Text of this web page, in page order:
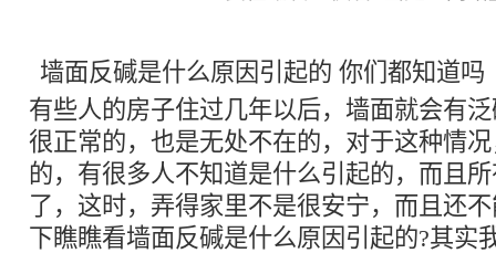
墙面反碱是什么原因引起的 你们都知道吗
有些人的房子住过几年以后，墙面就会有
很正常的，也是无处不在的，对于这种情
的，有很多人不知道是什么引起的，而且
了，这时，弄得家里不是很安宁，而且还
下瞧瞧看墙面反碱是什么原因引起的?其实